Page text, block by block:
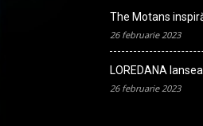
The Motans
26 februarie 2023
LOREDANA
26 februarie 2023